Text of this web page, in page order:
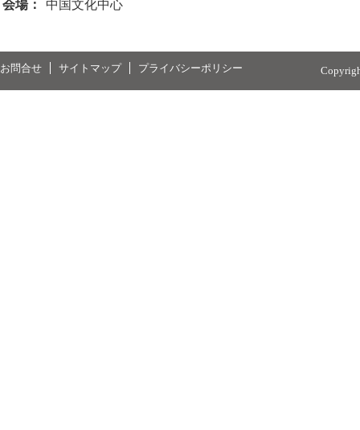
会場：
中国文化中心
お問合せ サイトマップ プライバシーポリシー